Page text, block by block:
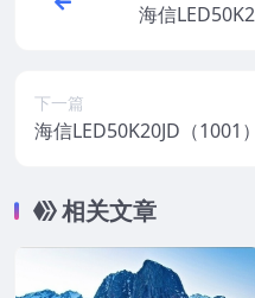
海信
下一篇
海信LED50K20JD（1001
相关文章